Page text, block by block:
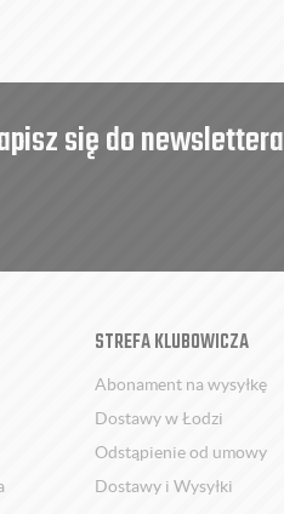
się do newslettera
STREFA KLUBOWICZA
Abonament na wysyłkę
Dostawy w Łodzi
Odstąpienie od umowy
Dostawy i Wysyłki